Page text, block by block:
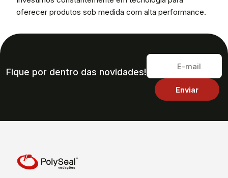
oferecer produtos sob medida com alta performance.
Fique por dentro das novidades!